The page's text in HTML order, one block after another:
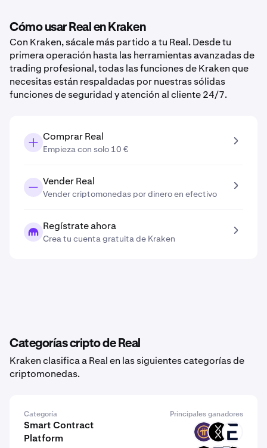
Cómo usar Real en Kraken
Con Kraken, sácale más partido a tu Real. Desde tu
primera operación hasta las herramientas avanzadas de
trading profesional, todas las funciones de Kraken que
necesitas están respaldadas por nuestras sólidas
funciones de seguridad y atención al cliente 24/7.
Comprar Real
Empieza con solo 10 €
Vender Real
Vender criptomonedas por dinero en efectivo
Regístrate ahora
Crea tu cuenta gratuita de Kraken
Categorías cripto de Real
Kraken clasifica a Real en las siguientes categorías de
criptomonedas.
Categoría Principales ganadores
Smart Contract
Platform
PI DRC EVR